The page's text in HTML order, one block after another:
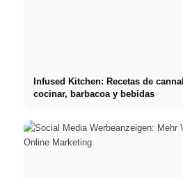
Infused Kitchen: Recetas de
cocinar, barbacoa y bebidas